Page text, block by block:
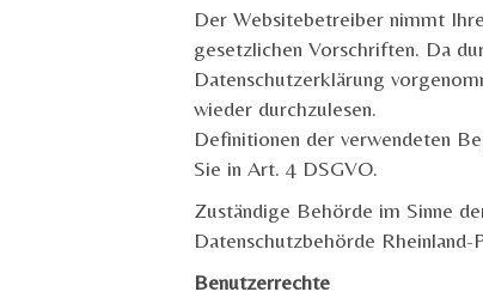
Der Websitebetreiber nimmt
gesetzlichen Vorschriften. Da
Datenschutzerklärung
wieder durchzulesen.
Definitionen der verwendeten
Sie in Art. 4 DSGVO.
Zuständige Behörde im Sinne
Datenschutzbehörde
Benutzerrechte